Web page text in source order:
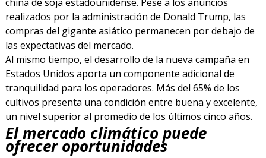
china de soja estadounidense. Pese a los anuncios
realizados por la administración de Donald Trump, las
compras del gigante asiático permanecen por debajo de
las expectativas del mercado.
Al mismo tiempo, el desarrollo de la nueva campaña en
Estados Unidos aporta un componente adicional de
tranquilidad para los operadores. Más del 65% de los
cultivos presenta una condición entre buena y excelente,
un nivel superior al promedio de los últimos cinco años.
El mercado climático puede
ofrecer oportunidades